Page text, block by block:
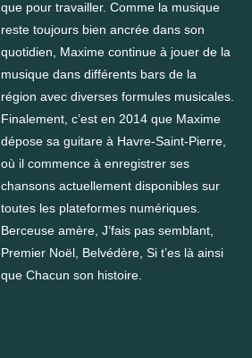
que pour travailler. Comme la musique
reste toujours bien ancrée dans son
quotidien, Maxime continue à jouer de la
musique dans différents bars de la
région avec diverses formules musicales.
Finalement, c’est en 2014 que Maxime
dépose sa guitare à Havre-Saint-Pierre,
où il commence à enregistrer ses
chansons actuellement disponibles sur
toutes les plateformes numériques.
Berceuse amère, J’fais pas semblant,
Premier Noël, Belvédère, Si t’es là ainsi
que Chacun son histoire.